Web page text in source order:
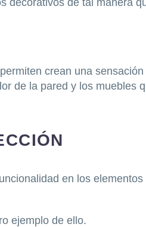
decorativos de tal manera
crean una sensación
de la pared y los muebles
en los elementos
ejemplo de ello.